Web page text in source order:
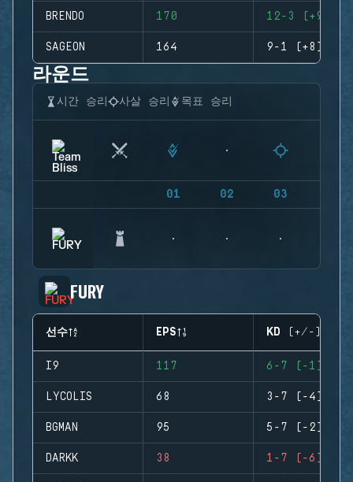
BRENDO 170 12-3 (+9)
SAGEON 164 9-1 (+8)
라운드
시간 승리 사살 승리 목표 승리
01 02 03
FURY
선수 EPS KD (+/-)
I9 117 6-7 (-1)
LYCOLIS 68 3-7 (-4)
BGMAN 95 5-7 (-2)
DARKK 38 1-7 (-6)